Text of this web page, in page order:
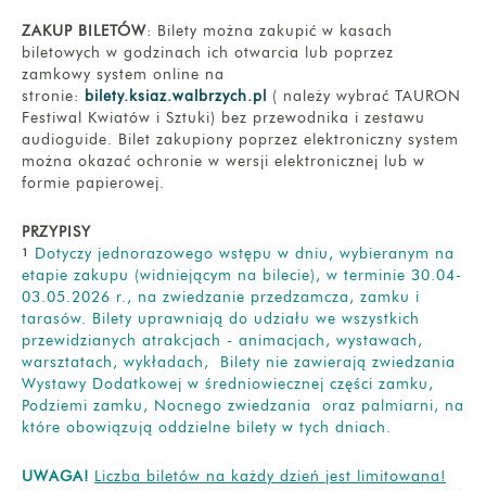
ZAKUP BILETÓW: Bilety można zakupić w kasach
biletowych w godzinach ich otwarcia lub poprzez
zamkowy system online na
stronie: bilety.ksiaz.walbrzych.pl ( należy wybrać TAURON
Festiwal Kwiatów i Sztuki) bez przewodnika i zestawu
audioguide. Bilet zakupiony poprzez elektroniczny system
można okazać ochronie w wersji elektronicznej lub w
formie papierowej.
PRZYPISY
1
Dotyczy jednorazowego wstępu w dniu, wybieranym na
etapie zakupu (widniejącym na bilecie), w terminie 30.04-
03.05.2026 r., na zwiedzanie przedzamcza, zamku i
tarasów. Bilety uprawniają do udziału we wszystkich
przewidzianych atrakcjach - animacjach, wystawach,
warsztatach, wykładach, Bilety nie zawierają zwiedzania
Wystawy Dodatkowej w średniowiecznej części zamku,
Podziemi zamku, Nocnego zwiedzania oraz palmiarni, na
które obowiązują oddzielne bilety w tych dniach.
UWAGA! Liczba biletów na każdy dzień jest limitowana!